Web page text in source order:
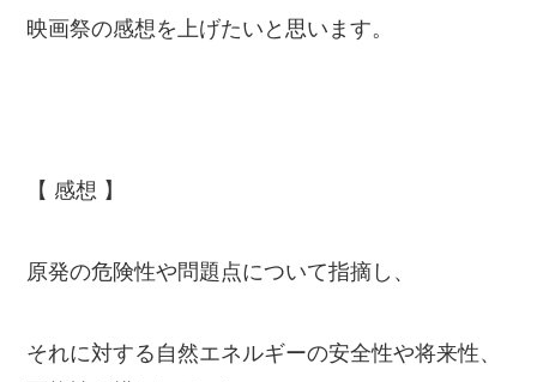
映画祭の感想を上げたいと思います。
【 感想 】
原発の危険性や問題点について指摘し、
それに対する自然エネルギーの安全性や将来性、